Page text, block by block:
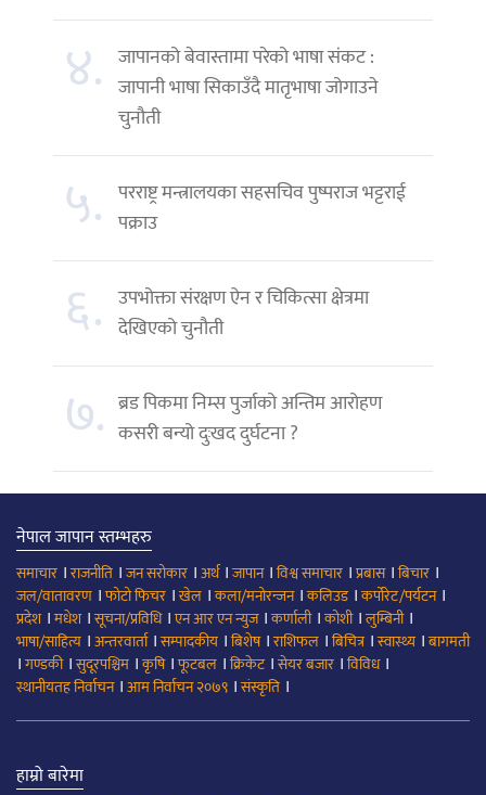
४. जापानको बेवास्तामा परेको भाषा संकट :
जापानी भाषा सिकाउँदै मातृभाषा जोगाउने
चुनौती
५. परराष्ट्र मन्त्रालयका सहसचिव पुष्पराज भट्टराई
पक्राउ
६. उपभोक्ता संरक्षण ऐन र चिकित्सा क्षेत्रमा
देखिएको चुनौती
७. ब्रड पिकमा निम्स पुर्जाको अन्तिम आरोहण
कसरी बन्यो दुःखद दुर्घटना ?
नेपाल जापान स्तम्भहरु
समाचार ।राजनीति ।जन सरोकार ।अर्थ।जापान।विश्व समाचार ।प्रबास।बिचार ।
जल/वातावरण ।फोटो फिचर ।खेल ।कला/मनोरन्जन।कलिउड।कर्पोरेट/पर्यटन।
प्रदेश।मधेश।सूचना/प्रविधि।एन आर एन न्युज।कर्णाली।कोशी।लुम्बिनी।
भाषा/साहित्य ।अन्तरवार्ता।सम्पादकीय ।बिशेष।राशिफल ।बिचित्र।स्वास्थ्य ।बागमती
।गण्डकी।सुदूरपश्चिम ।कृषि।फूटबल ।क्रिकेट।सेयर बजार ।विविध।
स्थानीयतह निर्वाचन।आम निर्वाचन २०७९ ।संस्कृति ।
हाम्रो बारेमा